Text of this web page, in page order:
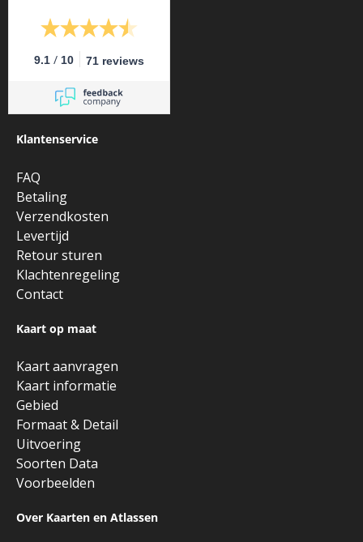
9.1 / 10 71 reviews
Klantenservice
FAQ
Betaling
Verzendkosten
Levertijd
Retour sturen
Klachtenregeling
Contact
Kaart op maat
Kaart aanvragen
Kaart informatie
Gebied
Formaat & Detail
Uitvoering
Soorten Data
Voorbeelden
Over Kaarten en Atlassen